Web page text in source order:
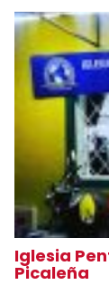
Iglesia
Picaleña